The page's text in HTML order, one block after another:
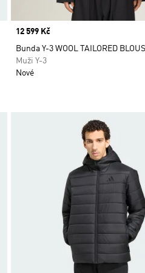
Price
12 599 Kč
Bunda Y-3 WOOL TAILORED
Muži Y-3
Nové
Přidat do seznamu přání